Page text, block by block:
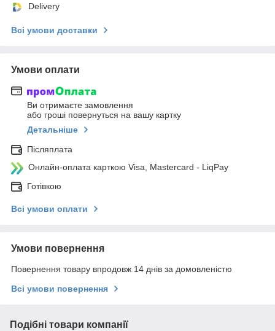
Delivery
Всі умови доставки
Умови оплати
Ви отримаєте замовлення
або гроші повернуться на вашу картку
Детальніше
Післяплата
Онлайн-оплата карткою Visa, Mastercard - LiqPay
Готівкою
Всі умови оплати
Умови повернення
Повернення товару впродовж 14 днів за домовленістю
Всі умови повернення
Подібні товари компанії